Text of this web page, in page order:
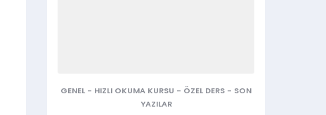
GENEL - HIZLI OKUMA KURSU - ÖZEL DERS - SON
YAZILAR